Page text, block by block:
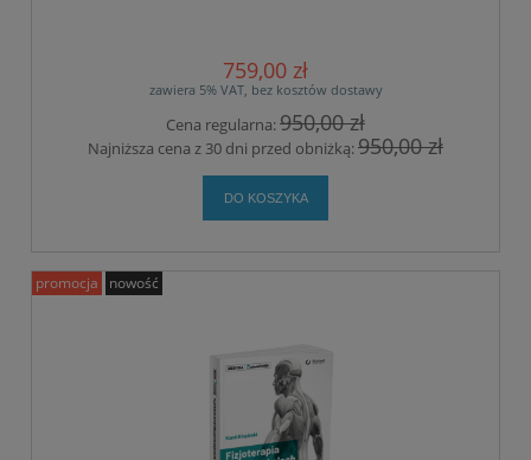
759,00 zł
zawiera 5% VAT, bez kosztów dostawy
Cena regularna:950,00 zł
Najniższa cena z 30 dni przed obniżką:950,00 zł
DO KOSZYKA
promocja nowość